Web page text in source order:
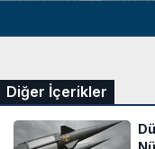
Diğer İçerikler